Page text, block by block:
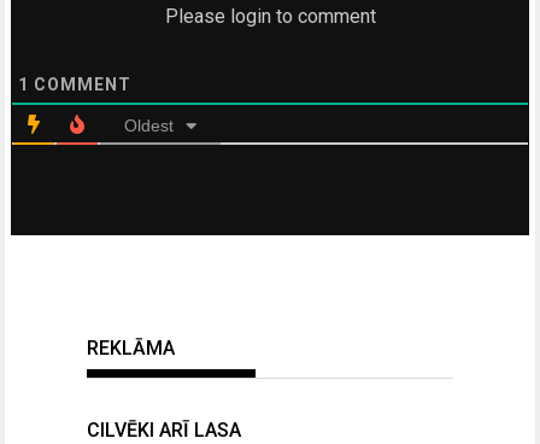
Please login to comment
1 COMMENT
Oldest
REKLĀMA
CILVĒKI ARĪ LASA